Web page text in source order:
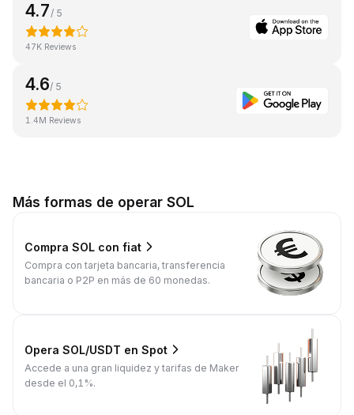
4.7/ 5
47K Reviews
4.6/ 5
1.4M Reviews
Más formas de operar SOL
Compra SOL con fiat
Compra con tarjeta bancaria, transferencia
bancaria o P2P en más de 60 monedas.
Opera SOL/USDT en Spot
Accede a una gran liquidez y tarifas de Maker
desde el 0,1%.